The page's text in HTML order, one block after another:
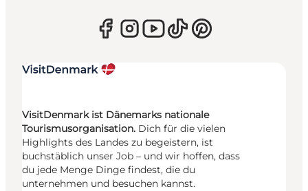
VisitDenmark ist Dänemarks nationale
Tourismusorganisation. Dich für die vielen
Highlights des Landes zu begeistern, ist
buchstäblich unser Job – und wir hoffen, dass
du jede Menge Dinge findest, die du
unternehmen und besuchen kannst.